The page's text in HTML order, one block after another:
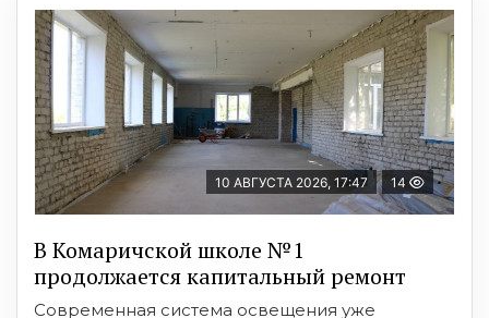
10 АВГУСТА 2026, 17:47 14
В Комаричской школе №1
продолжается капитальный ремонт
Современная система освещения уже